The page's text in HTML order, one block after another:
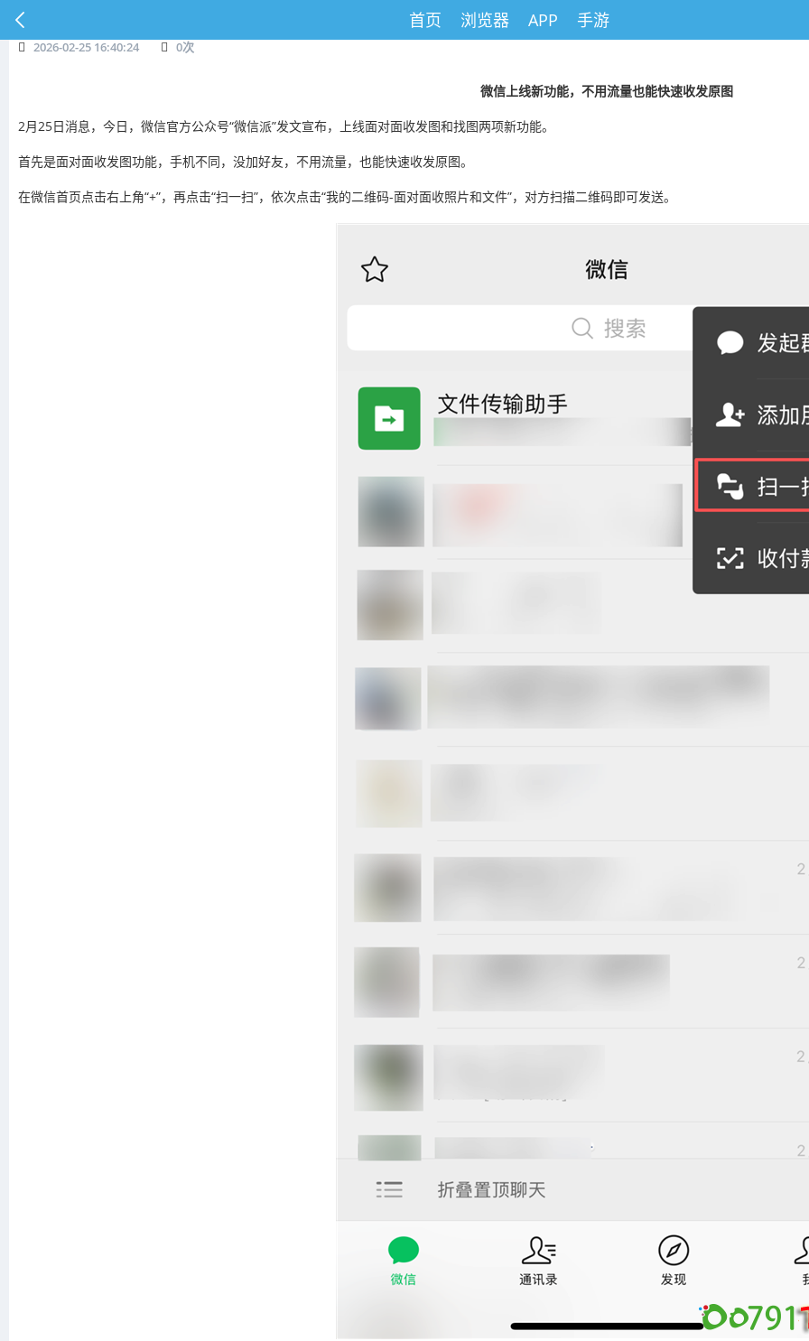
首页 浏览器 APP 手游
2026-02-25 16:40:24 0次
微信上线新功能，不用流量也能快速收发原图
2月25日消息，今日，微信官方公众号“微信派”发文宣布，上线面对面收发图和找图两项新功能。
首先是面对面收发图功能，手机不同，没加好友，不用流量，也能快速收发原图。
在微信首页点击右上角“+”，再点击“扫一扫”，依次点击“我的二维码-面对面收照片和文件”，对方扫描二维码即可发送。